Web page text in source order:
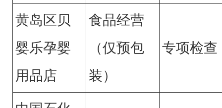
黄岛区贝
婴乐孕婴
用品店
食品经营
（仅预包
装）
专项检查